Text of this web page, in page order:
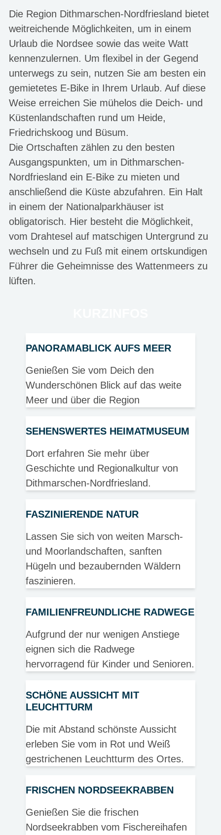
Die Region Dithmarschen-Nordfriesland bietet
weitreichende Möglichkeiten, um in einem
Urlaub die Nordsee sowie das weite Watt
kennenzulernen. Um flexibel in der Gegend
unterwegs zu sein, nutzen Sie am besten ein
gemietetes E-Bike in Ihrem Urlaub. Auf diese
Weise erreichen Sie mühelos die Deich- und
Küstenlandschaften rund um Heide,
Friedrichskoog und Büsum.
Die Ortschaften zählen zu den besten
Ausgangspunkten, um in Dithmarschen-
Nordfriesland ein E-Bike zu mieten und
anschließend die Küste abzufahren. Ein Halt
in einem der Nationalparkhäuser ist
obligatorisch. Hier besteht die Möglichkeit,
vom Drahtesel auf matschigen Untergrund zu
wechseln und zu Fuß mit einem ortskundigen
Führer die Geheimnisse des Wattenmeers zu
lüften.
PANORAMABLICK AUFS MEER
Genießen Sie vom Deich den
Wunderschönen Blick auf das weite
Meer und über die Region
SEHENSWERTES HEIMATMUSEUM
Dort erfahren Sie mehr über
Geschichte und Regionalkultur von
Dithmarschen-Nordfriesland.
FASZINIERENDE NATUR
Lassen Sie sich von weiten Marsch-
und Moorlandschaften, sanften
Hügeln und bezaubernden Wäldern
faszinieren.
FAMILIENFREUNDLICHE RADWEGE
Aufgrund der nur wenigen Anstiege
eignen sich die Radwege
hervorragend für Kinder und Senioren.
SCHÖNE AUSSICHT MIT
LEUCHTTURM
Die mit Abstand schönste Aussicht
erleben Sie vom in Rot und Weiß
gestrichenen Leuchtturm des Ortes.
FRISCHEN NORDSEEKRABBEN
Genießen Sie die frischen
Nordseekrabben vom Fischereihafen